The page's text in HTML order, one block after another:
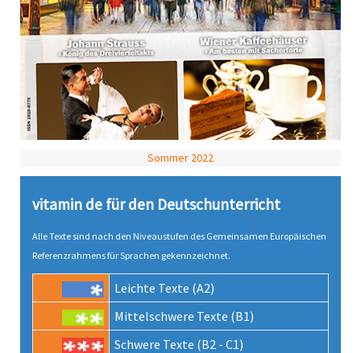
Sommer 2022
vitamin de für den Deutsch­unter­richt
Alle Texte sind nach den Niveau­stufen des Gemeinsamen Europäischen
Referenz­rahmens für Sprachen gekenn­zeichnet.
Leichte Texte (A2)
Mittel­schwere Texte (B1)
Schwere Texte (B2 - C1)